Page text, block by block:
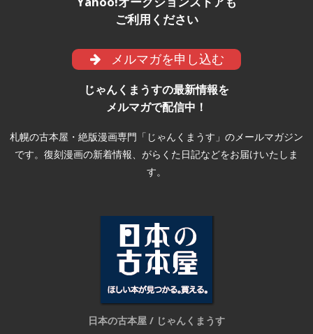
ご利用ください
メルマガを申し込む
じゃんくまうすの最新情報を
メルマガで配信中！
札幌の古本屋・絶版漫画専門「じゃんくまうす」のメールマガジン
です。復刻漫画の新着情報、がらくた日記などをお届けいたしま
す。
日本の古本屋 / じゃんくまうす